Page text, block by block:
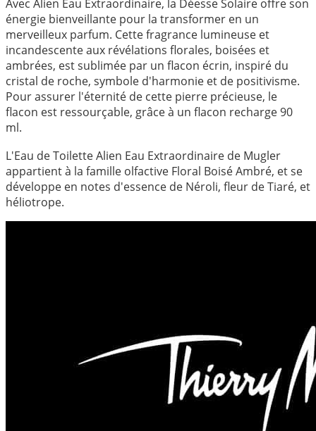
Avec Alien Eau Extraordinaire, la Déesse Solaire offre son
énergie bienveillante pour la transformer en un
merveilleux parfum. Cette fragrance lumineuse et
incandescente aux révélations florales, boisées et
ambrées, est sublimée par un flacon écrin, inspiré du
cristal de roche, symbole d'harmonie et de positivisme.
Pour assurer l'éternité de cette pierre précieuse, le
flacon est ressourçable, grâce à un flacon recharge 90
ml.
L'Eau de Toilette Alien Eau Extraordinaire de Mugler
appartient à la famille olfactive Floral Boisé Ambré, et se
développe en notes d'essence de Néroli, fleur de Tiaré, et
héliotrope.